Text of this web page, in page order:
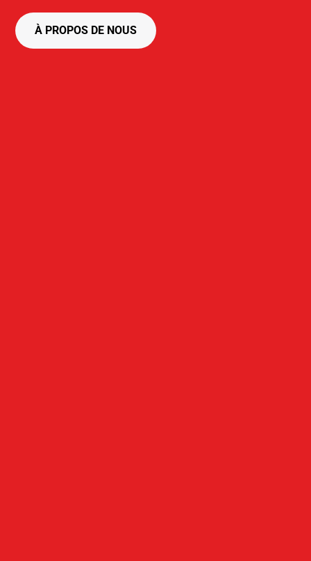
À PROPOS DE NOUS